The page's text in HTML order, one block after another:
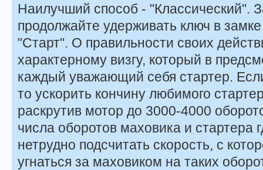
Наилучший способ - "Классический".
продолжайте удерживать ключ в
"Старт". О правильности своих
характерному визгу, который в
каждый уважающий себя стартер.
то ускорить кончину любимого
раскрутив мотор до 3000-4000
числа оборотов маховика и стартера
нетрудно подсчитать скорость, с
угнаться за маховиком на таких